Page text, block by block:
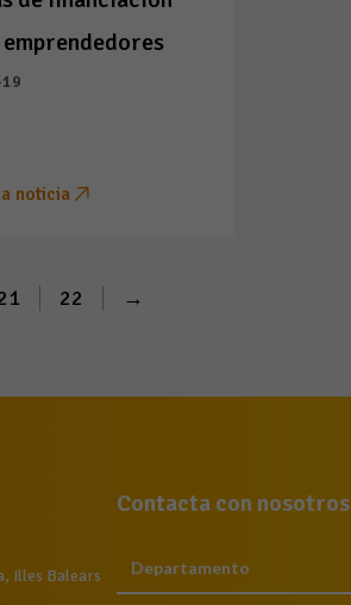
noticia
22 →
Illes Balears
Contacta con nosotros